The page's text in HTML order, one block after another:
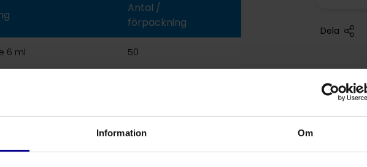
Information Om
Antal /
förpackning
6 ml 50
Dela